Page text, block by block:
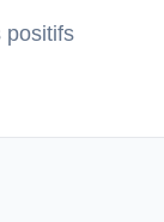
positifs